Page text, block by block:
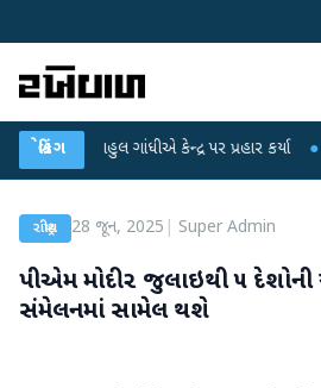
બ્રેકિંગ
રાહુલ ગાંધીએ કેન્દ્ર પર પ્રહાર કર્યા ●
રાષ્ટ્રીય 28 જૂન, 2025 Super Admin
પીએમ મોદી ૨ જુલાઇથી ૫ દેશોની
સંમેલનમાં સામેલ થશેﾠ